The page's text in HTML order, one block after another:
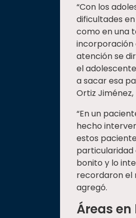
“Con los
dificultades
como en una
incorporación
atención se
el
a sacar esa
Ortiz
“En un
hecho
estos
particularidad
bonito y lo
recordaron el
agregó.
Áreas